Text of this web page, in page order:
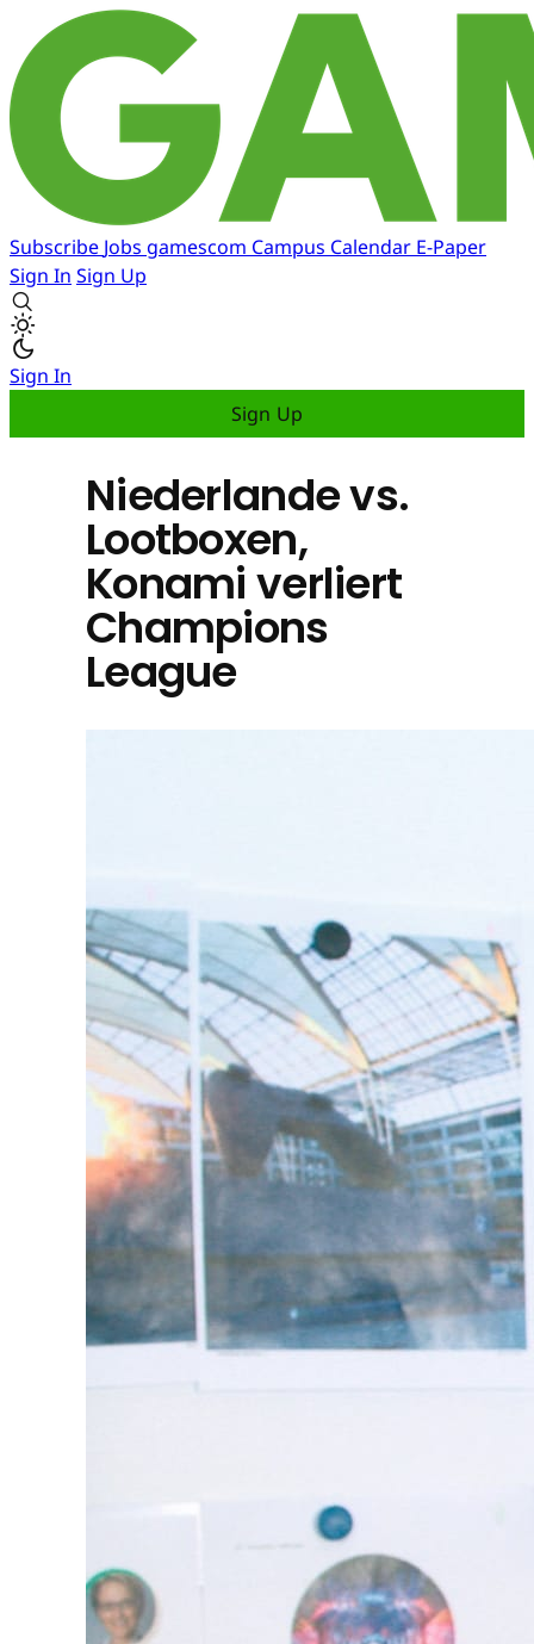
Subscribe Jobs gamescom Campus Calendar E-Paper
Sign In Sign Up
Sign In
Sign Up
Niederlande vs.
Lootboxen,
Konami verliert
Champions
League